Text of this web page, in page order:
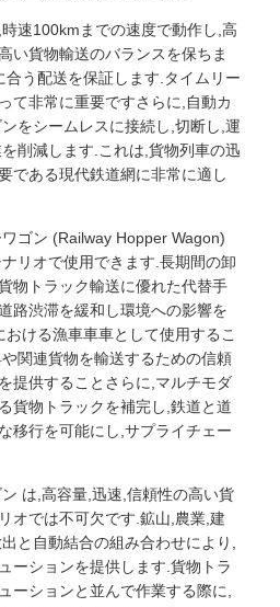
速100kmまでの速度で動作し,高
い貨物輸送のバランスを保ちま
う配送を保証します.タイムリー
て非常に重要ですさらに,自動カ
をシームレスに接続し,切断し,運
削減します.これは,貨物列車の迅
である現代鉄道網に非常に適し
ゴン (Railway Hopper Wagon)
リオで使用できます.長期間の卸
物トラック輸送に優れた代替手
路渋滞を緩和し環境への影響を
ける漁車車車として使用するこ
関連貨物を輸送するための信頼
提供することさらに,マルチモダ
貨物トラックを補完し,鉄道と道
移行を可能にし,サプライチェー
は,高容量,迅速,信頼性の高い貨
オでは不可欠です.鉱山,農業,建
と自動結合の組み合わせにより,
ーションを提供します.貨物トラ
ーションと並んで作業する際に,